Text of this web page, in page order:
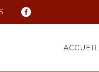
ACCUEIL